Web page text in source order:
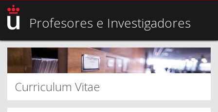
Profesores e Investigadores
Curriculum Vitae